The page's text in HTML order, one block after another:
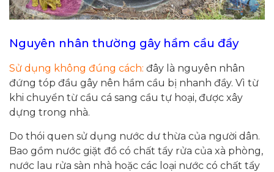
Nguyên nhân thường gây hầm cầu đầy
Sử dụng không đúng cách: đây là nguyên nhân
đứng tóp đầu gây nên hầm cầu bị nhanh đầy. Vì từ
khi chuyển từ cầu cá sang cầu tự hoại, được xây
dựng trong nhà.
Do thói quen sử dụng nước dư thừa của người dân.
Bao gồm nước giặt đồ có chất tẩy rửa của xà phòng,
nước lau rửa sàn nhà hoặc các loại nước có chất tẩy